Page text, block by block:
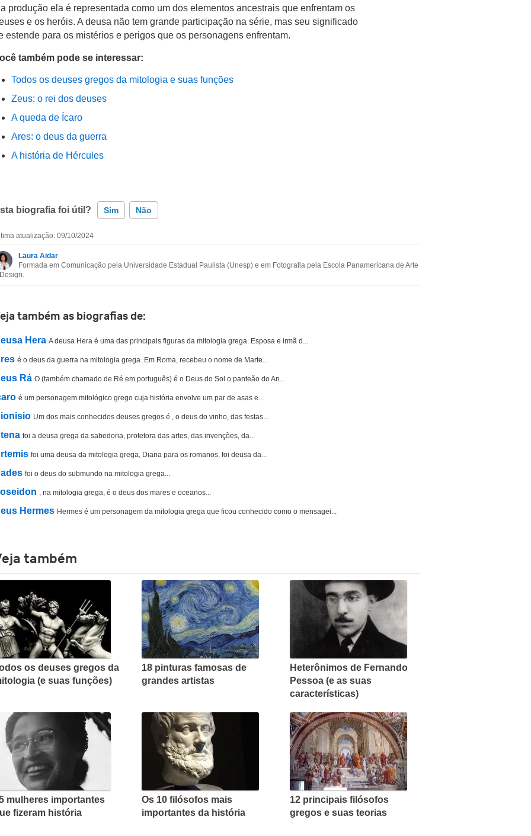
produção ela é representada como um dos elementos ancestrais que enfrentam os
e os heróis. A deusa não tem grande participação na série, mas seu significado
estende para os mistérios e perigos que os personagens enfrentam.
também pode se interessar:
Todos os deuses gregos da mitologia e suas funções
Zeus: o rei dos deuses
A queda de Ícaro
Ares: o deus da guerra
A história de Hércules
biografia foi útil? Sim Não
Esta biografia não tem a informação que procuro
atualização: 09/10/2024
Laura Aidar
Formada em Comunicação pela Universidade Estadual Paulista (Unesp) e em Fotografia pela Escola Panamericana de Arte
também as biografias de:
Hera A deusa Hera é uma das principais figuras da mitologia grega. Esposa e irmã d...
é o deus da guerra na mitologia grega. Em Roma, recebeu o nome de Marte...
Rá O (também chamado de Ré em português) é o Deus do Sol o panteão do An...
é um personagem mitológico grego cuja história envolve um par de asas e...
Um dos mais conhecidos deuses gregos é , o deus do vinho, das festas...
foi a deusa grega da sabedoria, protetora das artes, das invenções, da...
foi uma deusa da mitologia grega, Diana para os romanos, foi deusa da...
foi o deus do submundo na mitologia grega...
, na mitologia grega, é o deus dos mares e oceanos...
Hermes Hermes é um personagem da mitologia grega que ficou conhecido como o mensagei...
também
os deuses gregos da
(e suas funções)
18 pinturas famosas de
grandes artistas
Heterônimos de Fernando
Pessoa (e as suas
características)
mulheres importantes
fizeram história
Os 10 filósofos mais
importantes da história
12 principais filósofos
gregos e suas teorias